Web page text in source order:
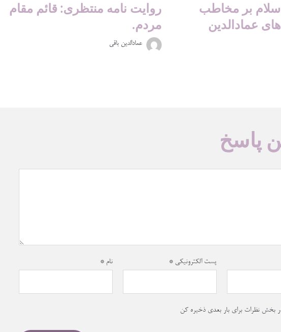
سلام بر مخاطب
عمادالدین
روایت نامه منتظری: قائم مقام
مردم.
عمادالدین باقی
پاسخ
نام* پست الکترونیکی*
بخش نظرات برای بار بعدی ذخیره کن